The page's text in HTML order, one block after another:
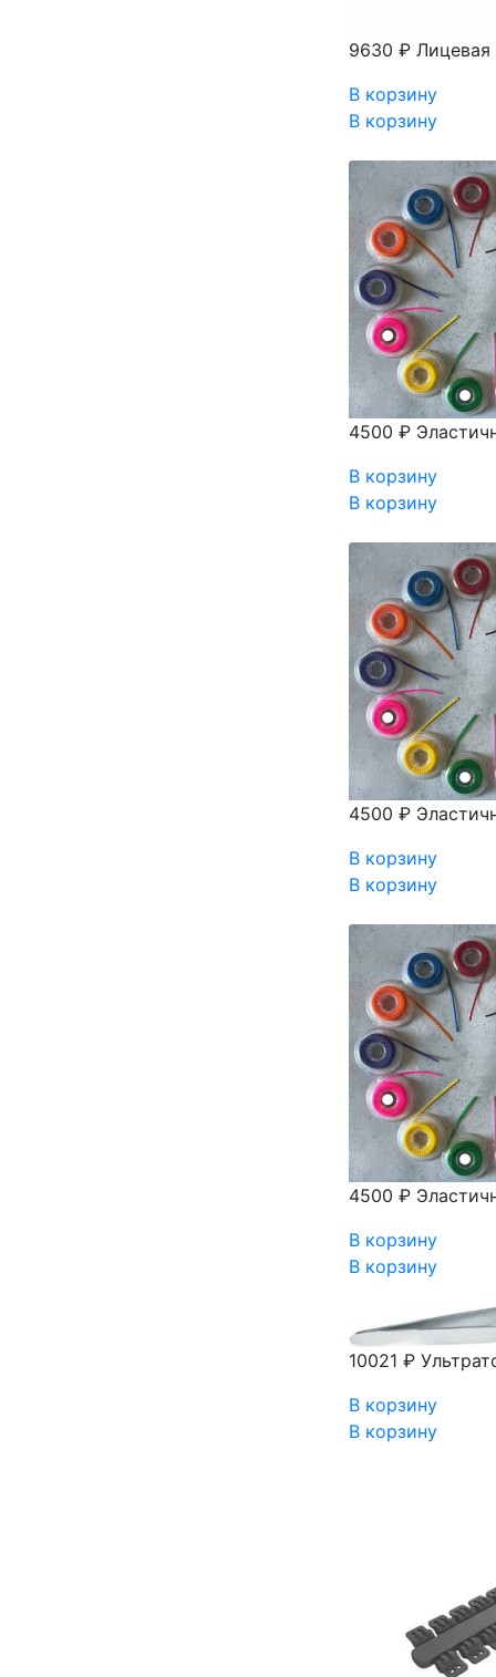
9630 ₽ Лицевая
В корзину
В корзину
4500 ₽
В корзину
В корзину
4500 ₽
В корзину
В корзину
4500 ₽
В корзину
В корзину
10021 ₽
В корзину
В корзину